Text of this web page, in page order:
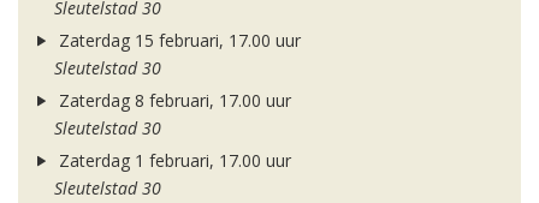
Sleutelstad 30
Zaterdag 15 februari, 17.00 uur
Sleutelstad 30
Zaterdag 8 februari, 17.00 uur
Sleutelstad 30
Zaterdag 1 februari, 17.00 uur
Sleutelstad 30